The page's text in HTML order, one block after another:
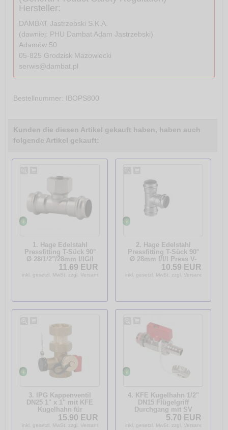
Hersteller:
DAMBAT Jastrzebski S.K.A.
(dawniej: PHU Dambat Adam Jastrzebski)
Adamów 50
05-825 Grodzisk Mazowiecki
serwis@dambat.pl
Bestellnummer: IBOPS800
Kunden die diesen Artikel gekauft haben, haben auch
folgende Artikel gekauft:
1. Hage Edelstahl
Pressfitting T-Sück 90°
Ø 28/1/2"/28mm I/IG/I
Press V-Kontur DVGW
56430040
11.69 EUR
inkl. gesetzl. MwSt. zzgl. Versandkosten
2. Hage Edelstahl
Pressfitting T-Sück 90°
Ø 28mm I/I/I Press V-
Kontur DVGW 56410004
10.59 EUR
inkl. gesetzl. MwSt. zzgl. Versandkosten
3. IPG Kappenventil
DN25 1" x 1" mit KFE
Kugelhahn für
Ausdehnungsgefäße
Heizung 80l - 1000l
15.90 EUR
inkl. gesetzl. MwSt. zzgl. Versandkosten
4. KFE Kugelhahn 1/2"
DN15 Flügelgriff
Durchgang mit SV
selbstdichtend
vernickelt
5.70 EUR
inkl. gesetzl. MwSt. zzgl. Versandkosten